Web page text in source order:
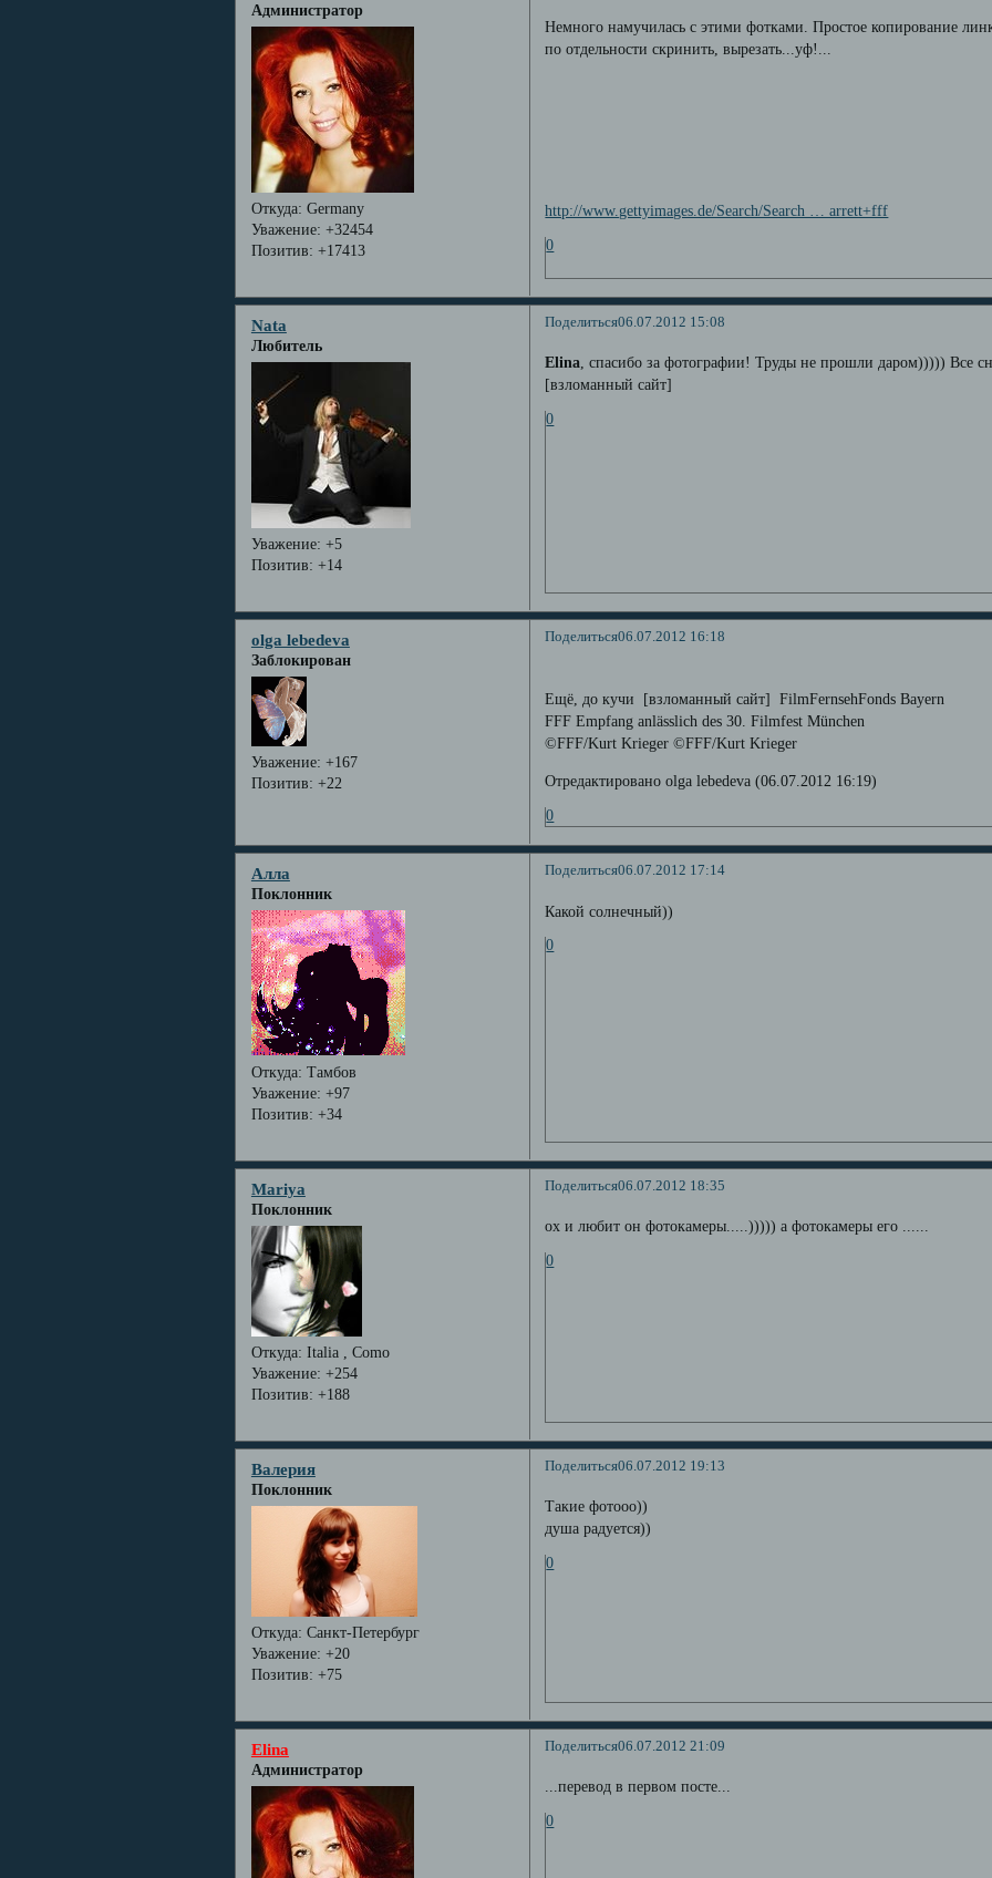
Администратор
Откуда: Germany
Уважение: +32454
Позитив: +17413
Немного намучилась с этими фотками. Простое копирование
по отдельности скринить, вырезать...уф!...
http://www.gettyimages.de/Search/Search … arrett+fff
0
Поделиться06.07.2012 15:08
Nata
Любитель
Уважение: +5
Позитив: +14
Elina, спасибо за фотографии! Труды не прошли даром))))) Все
[взломанный сайт]
0
Поделиться06.07.2012 16:18
olga lebedeva
Заблокирован
Уважение: +167
Позитив: +22
Ещё, до кучи [взломанный сайт] FilmFernsehFonds Bayern
FFF Empfang anlässlich des 30. Filmfest München
©FFF/Kurt Krieger ©FFF/Kurt Krieger
Отредактировано olga lebedeva (06.07.2012 16:19)
0
Поделиться06.07.2012 17:14
Алла
Поклонник
Откуда: Тамбов
Уважение: +97
Позитив: +34
Какой солнечный))
0
Поделиться06.07.2012 18:35
Mariya
Поклонник
Откуда: Italia , Como
Уважение: +254
Позитив: +188
ох и любит он фотокамеры.....))))) а фотокамеры его ......
0
Поделиться06.07.2012 19:13
Валерия
Поклонник
Откуда: Санкт-Петербург
Уважение: +20
Позитив: +75
Такие фотооо))
душа радуется))
0
Поделиться06.07.2012 21:09
Elina
Администратор
...перевод в первом посте...
0